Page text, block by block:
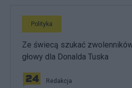
Polityka
Ze świecą szukać
głowy dla Donalda Tuska
Redakcja